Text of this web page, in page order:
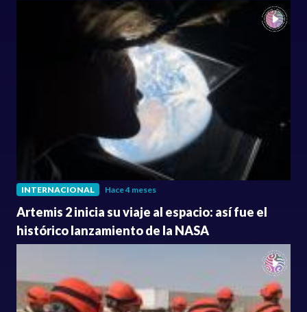
INTERNACIONAL Hace 4 meses
Artemis 2 inicia su viaje al espacio: así fue el
histórico lanzamiento de la NASA